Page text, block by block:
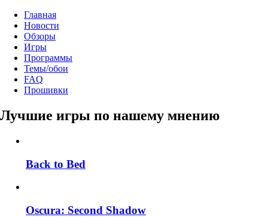
Главная
Новости
Обзоры
Игры
Программы
Темы/обои
FAQ
Прошивки
Лучшие игры по нашему мнению
Back to Bed
Oscura: Second Shadow